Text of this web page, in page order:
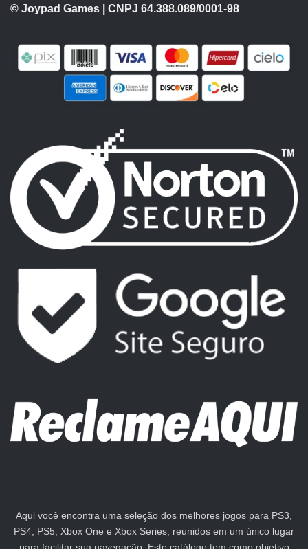
© Joypad Games | CNPJ 64.388.089/0001-98
Aqui você encontra uma seleção dos melhores jogos para PS3,
PS4, PS5, Xbox One e Xbox Series, reunidos em um único lugar